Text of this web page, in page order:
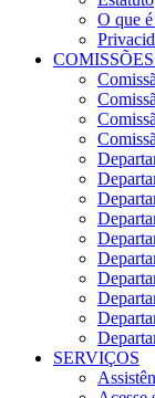
O que
SERVIÇOS